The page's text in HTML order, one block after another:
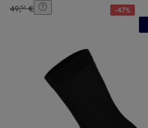
49,56 € -47%